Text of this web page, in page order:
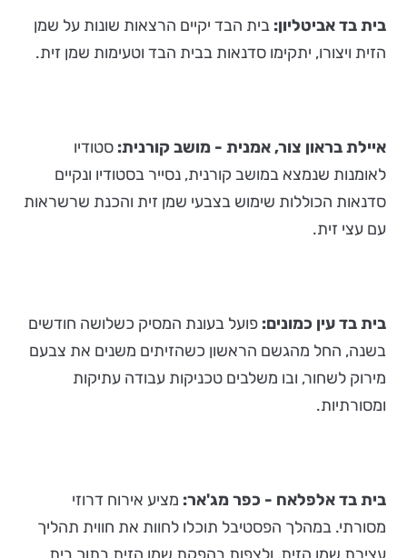
בית בד אביטליון: בית הבד יקיים הרצאות שונות על שמן
הזית ויצורו, יתקימו סדנאות בבית הבד וטעימות שמן זית.
איילת בראון צור, אמנית - מושב קורנית: סטודיו
לאומנות שנמצא במושב קורנית, נסייר בסטודיו ונקיים
סדנאות הכוללות שימוש בצבעי שמן זית והכנת שרשראות
עם עצי זית.
בית בד עין כמונים: פועל בעונת המסיק כשלושה חודשים
בשנה, החל מהגשם הראשון כשהזיתים משנים את צבעם
מירוק לשחור, ובו משלבים טכניקות עבודה עתיקות
ומסורתיות.
בית בד אלפלאח - כפר מג'אר: מציע אירוח דרוזי
מסורתי. במהלך הפסטיבל תוכלו לחוות את חווית תהליך